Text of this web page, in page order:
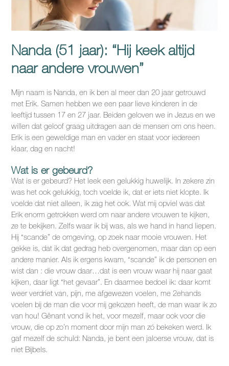
Nanda (51 jaar): “Hij keek altijd
naar andere vrouwen”
Mijn naam is Nanda, en ik ben al meer dan 20 jaar getrouwd
met Erik. Samen hebben we een paar lieve kinderen in de
leeftijd tussen 17 en 27 jaar. Beiden geloven we in Jezus en we
willen dat geloof graag uitdragen aan de mensen om ons heen.
Erik is een geweldige man en vader en staat voor iedereen
klaar, dag en nacht!
Wat is er gebeurd?
Wat is er gebeurd? Het leek een gelukkig huwelijk. In zekere zin
was het ook gelukkig, toch voelde ik, dat er iets niet klopte. Ik
voelde dat niet alleen, ik zag het ook. Wat mij opviel was dat
Erik enorm getrokken werd om naar andere vrouwen te kijken,
ze te bekijken. Zelfs waar ik bij was, als we hand in hand liepen.
Hij “scande” de omgeving, op zoek naar mooie vrouwen. Het
gekke is, dat ik dat gedrag heb overgenomen, maar dan op een
andere manier. Als ik ergens kwam, “scande” ik de personen en
wist dan : die vrouw daar…dat is een vrouw waar hij naar gaat
kijken, daar ligt “het gevaar”. En daarmee bedoel ik: daar komt
weer verdriet van, pijn, me afgewezen voelen, me 2ehands
voelen bij de man die voor mij gekozen heeft, de man waar ik zo
van hou! Gênant vond ik het, voor mezelf, maar ook voor die
vrouw, die op zo’n moment door mijn man zó bekeken werd. Ik
gaf mezelf de schuld: Nanda, je bent een jaloerse vrouw, dat is
niet Bijbels.